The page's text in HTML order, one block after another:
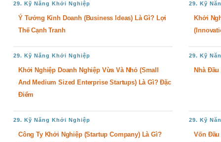
29. Kỹ Năng Khởi Nghiệp
Ý Tưởng Kinh Doanh (Business Ideas) Là Gì? Lợi
Thế Cạnh Tranh
29. Kỹ
Khởi
29. Kỹ Năng Khởi Nghiệp
Khởi Nghiệp Doanh Nghiệp Vừa Và Nhỏ (Small
And Medium Sized Enterprise Startups) Là Gì? Đặc
Điểm
29. Kỹ
Nhà
29. Kỹ Năng Khởi Nghiệp
Công Ty Khởi Nghiệp (Startup Company) Là Gì?
29. Kỹ
Vốn Đầu